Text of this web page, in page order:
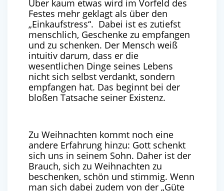
Über kaum etwas wird im Vorfeld des
Festes mehr geklagt als über den
„Einkaufstress“. Dabei ist es zutiefst
menschlich, Geschenke zu empfangen
und zu schenken. Der Mensch weiß
intuitiv darum, dass er die
wesentlichen Dinge seines Lebens
nicht sich selbst verdankt, sondern
empfangen hat. Das beginnt bei der
bloßen Tatsache seiner Existenz.
Zu Weihnachten kommt noch eine
andere Erfahrung hinzu: Gott schenkt
sich uns in seinem Sohn. Daher ist der
Brauch, sich zu Weihnachten zu
beschenken, schön und stimmig. Wenn
man sich dabei zudem von der „Güte